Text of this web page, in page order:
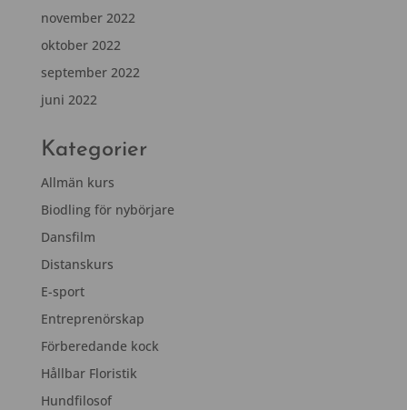
november 2022
oktober 2022
september 2022
juni 2022
Kategorier
Allmän kurs
Biodling för nybörjare
Dansfilm
Distanskurs
E-sport
Entreprenörskap
Förberedande kock
Hållbar Floristik
Hundfilosof